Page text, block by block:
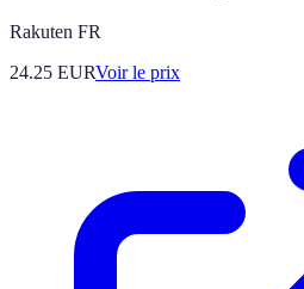
Rakuten FR
24.25 EURVoir le prix